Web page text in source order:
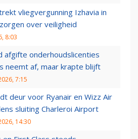
vliegvergunning Izhavia in
over veiligheid
8:03
afgifte onderhoudslicenties
neemt af, maar krapte blijft
7:15
deur voor Ryanair en Wizz Air
sluiting Charleroi Airport
14:30